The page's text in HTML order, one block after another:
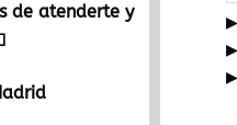
de atenderte y
▶︎
▶︎
▶︎